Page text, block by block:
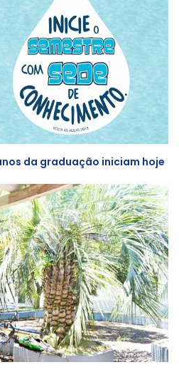
da graduação iniciam hoje